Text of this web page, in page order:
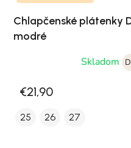
Chlapčenské plátenky
modré
Skladom
€21,90
25 26 27